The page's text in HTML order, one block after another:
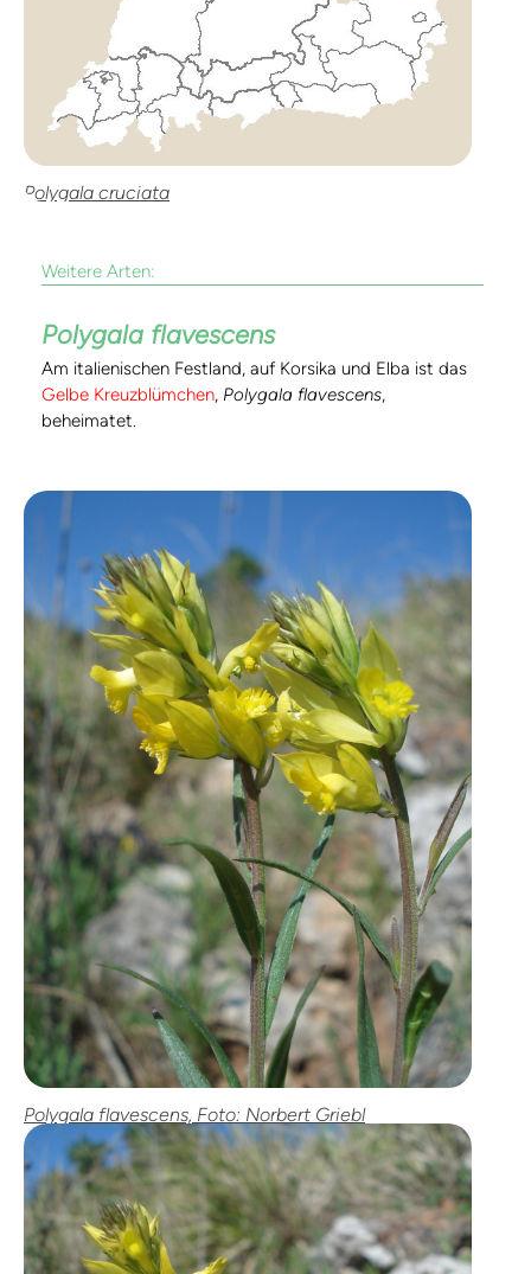
Polygala cruciata
Weitere Arten:
Polygala flavescens
Am italienischen Festland, auf Korsika und Elba ist das
Gelbe Kreuzblümchen, Polygala flavescens,
beheimatet.
Polygala flavescens, Foto: Norbert Griebl